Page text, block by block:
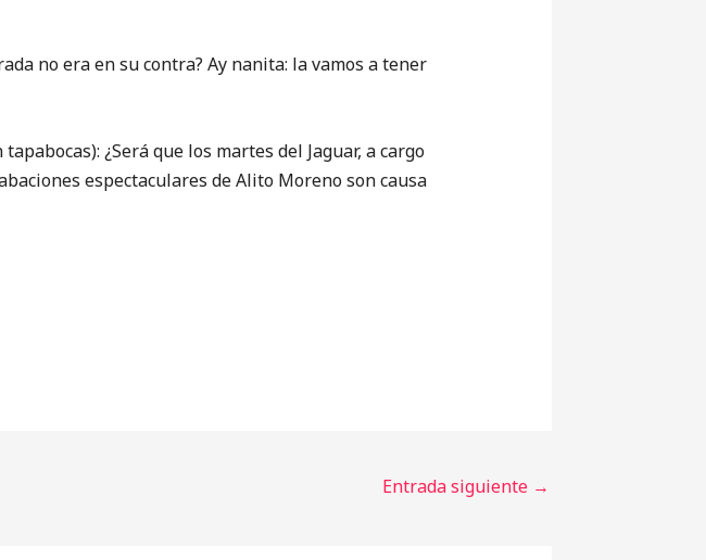
no era en su contra? Ay nanita: la vamos a tener
¿Será que los martes del Jaguar, a cargo
espectaculares de Alito Moreno son causa
Entrada siguiente →